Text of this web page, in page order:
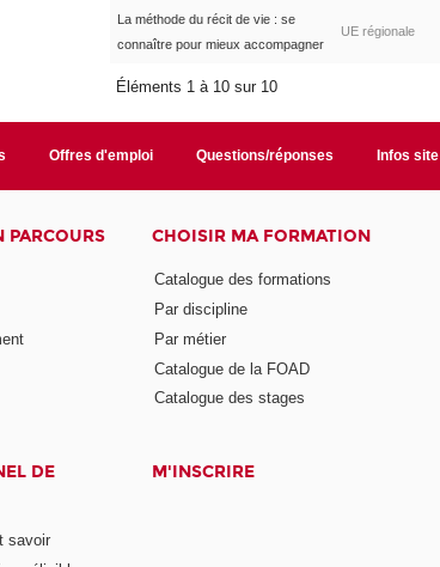
La méthode du récit de vie : se
connaître pour mieux accompagner
UE régionale
Éléments 1 à 10 sur 10
Offres d'emploi Questions/réponses Infos site
PARCOURS CHOISIR MA FORMATION
Catalogue des formations
Par discipline
Par métier
Catalogue de la FOAD
Catalogue des stages
DE
savoir
M'INSCRIRE